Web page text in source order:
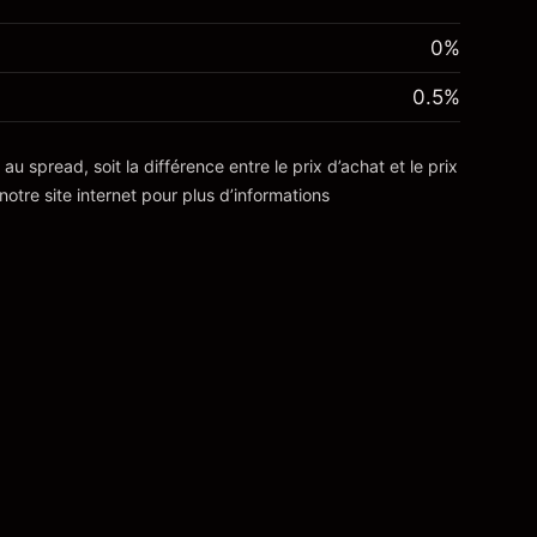
0%
0.5%
spread, soit la différence entre le prix d’achat et le prix
site internet pour plus d’informations